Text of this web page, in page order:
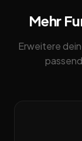
Mehr
Erweitere